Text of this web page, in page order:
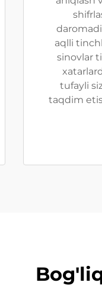
aqlli
sinovlar
tufayli
taqdim